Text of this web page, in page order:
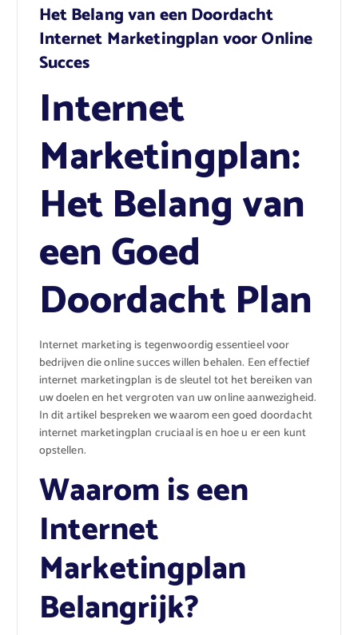
Het Belang van een Doordacht
Internet Marketingplan voor Online
Succes
Internet
Marketingplan:
Het Belang van
een Goed
Doordacht Plan
Internet marketing is tegenwoordig essentieel voor
bedrijven die online succes willen behalen. Een effectief
internet marketingplan is de sleutel tot het bereiken van
uw doelen en het vergroten van uw online aanwezigheid.
In dit artikel bespreken we waarom een goed doordacht
internet marketingplan cruciaal is en hoe u er een kunt
opstellen.
Waarom is een
Internet
Marketingplan
Belangrijk?